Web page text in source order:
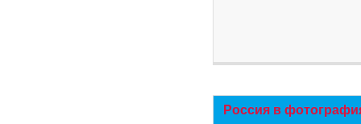
Россия в